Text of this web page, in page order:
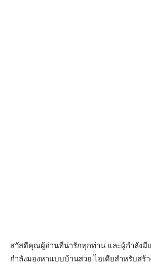
สวัสดีคุณผู้อ่านที่น่ารักทุกท่าน และผู้กำลังมี
กำลังมองหาแบบบ้านสวย ไอเดียสำหรับสร้